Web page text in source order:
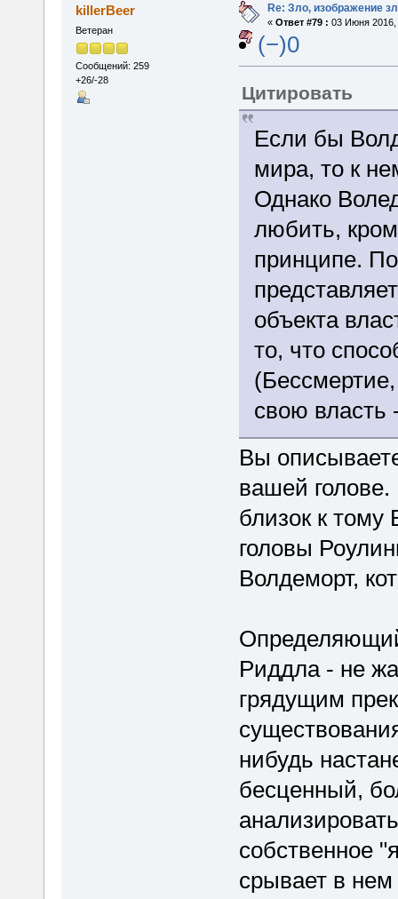
killerBeer
Ветеран
Сообщений: 259
+26/-28
Re: Зло, изображение
« Ответ #79 : 03 Июня 2016,
(−)0
Цитировать
Если бы
мира, то к
Однако
любить,
принципе.
объекта
то, что
свою власть
Вы
вашей
близок к тому
головы
Волдеморт,
Риддла - не
грядущим
нибудь
бесценный,
собственное
срывает в нем